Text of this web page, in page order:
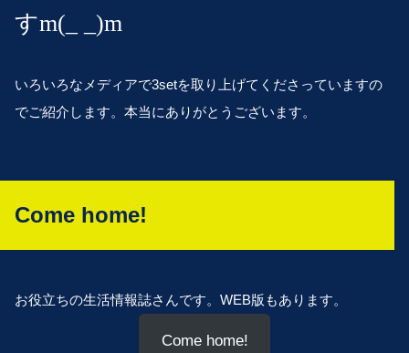
すm(_ _)m
いろいろなメディアで3setを取り上げてくださっていますの
でご紹介します。本当にありがとうございます。
Come home!
お役立ちの生活情報誌さんです。WEB版もあります。
Come home!